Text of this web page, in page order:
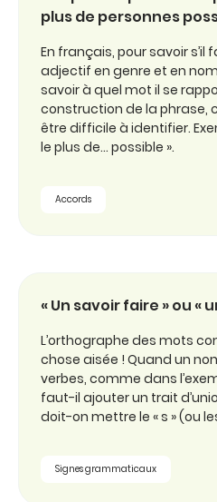
plus de personnes
En français, pour savoir
adjectif en genre et en
savoir à quel mot il se
construction de la phrase,
être difficile à identifier.
le plus de… possible ».
Accords
« Un savoir faire » ou «
L’orthographe des mots
chose aisée ! Quand un
verbes, comme dans
faut-il ajouter un trait
doit-on mettre le « s » (ou
Signes grammaticaux